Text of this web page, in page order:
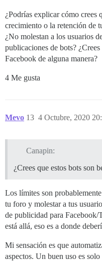
¿Podrías explicar cómo crees
crecimiento o la retención de
¿No molestan a los usuarios
publicaciones de bots?
Facebook de alguna manera?
4 Me gusta
Mevo 4 Octubre, 2020
13
Canapin:
¿Crees que estos bots son
Los límites son
tu foro y molestar a tus
de publicidad para Facebook/
está allá, eso es a donde
Mi sensación es que
aspectos. Un buen uso es